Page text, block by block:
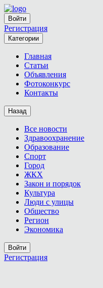
Войти
Регистрация
Категории
Главная
Статьи
Объявления
Фотоконкурс
Контакты
Назад
Все новости
Здравоохранение
Образование
Спорт
Город
ЖКХ
Закон и порядок
Культура
Люди с улицы
Общество
Регион
Экономика
Войти
Регистрация